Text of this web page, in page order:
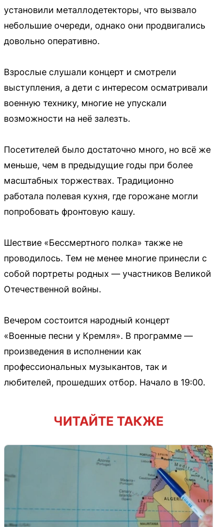
установили металлодетекторы, что вызвало
небольшие очереди, однако они продвигались
довольно оперативно.
Взрослые слушали концерт и смотрели
выступления, а дети с интересом осматривали
военную технику, многие не упускали
возможности на неё залезть.
Посетителей было достаточно много, но всё же
меньше, чем в предыдущие годы при более
масштабных торжествах. Традиционно
работала полевая кухня, где горожане могли
попробовать фронтовую кашу.
Шествие «Бессмертного полка» также не
проводилось. Тем не менее многие принесли с
собой портреты родных — участников Великой
Отечественной войны.
Вечером состоится народный концерт
«Военные песни у Кремля». В программе —
произведения в исполнении как
профессиональных музыкантов, так и
любителей, прошедших отбор. Начало в 19:00.
ЧИТАЙТЕ ТАКЖЕ